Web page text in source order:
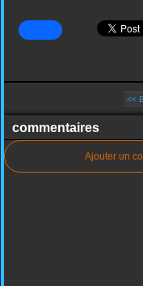
<<
commentaires
Ajouter un